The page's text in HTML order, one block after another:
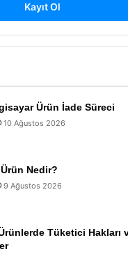
Kayıt Ol
Ürün İade Süreci
10 Ağustos 2026
Nedir?
9 Ağustos 2026
Tüketici Hakları